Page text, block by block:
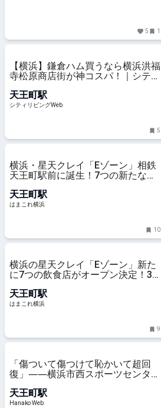
5 1
【横浜】鎌倉ハム買うなら横浜洪福
寺松原商店街が神コスパ！｜シティ
天王町駅
シティリビングWeb
5
横浜・星天クレイ「Eゾーン」相鉄
天王町駅前に誕生！7つの新たな飲
横浜
天王町駅
はまこれ横浜
10
横浜の星天クレイ「Eゾーン」新た
に7つの飲食店がオープン決定！3
横浜
天王町駅
はまこれ横浜
9
「傷ついて傷つけて恥かいて超回
復」――横浜市西スポーツセンター
KANAGAWA探訪＃18
天王町駅
Hanako Web